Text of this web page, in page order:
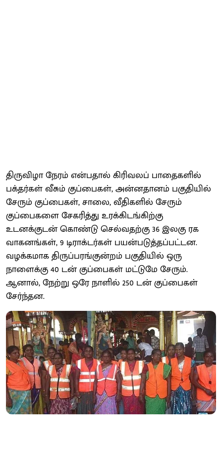
திருவிழா நேரம் என்பதால் கிரிவலப் பாதைகளில்
பக்தர்கள் வீசும் குப்பைகள், அன்னதானம் பகுதியில்
சேரும் குப்பைகள், சாலை, வீதிகளில் சேரும்
குப்பைகளை சேகரித்து உரக்கிடங்கிற்கு
உடனக்குடன் கொண்டு செல்வதற்கு 36 இலகு ரக
வாகனங்கள், 9 டிராக்டர்கள் பயன்படுத்தப்பட்டன.
வழக்கமாக திருப்பரங்குன்றம் பகுதியில் ஒரு
நாளைக்கு 40 டன் குப்பைகள் மட்டுமே சேரும்.
ஆனால், நேற்று ஒரே நாளில் 250 டன் குப்பைகள்
சேர்ந்தன.